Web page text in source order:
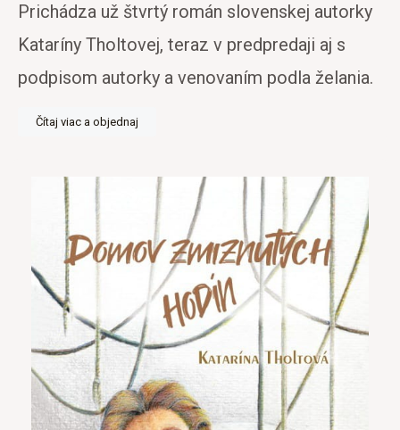
Prichádza už štvrtý román slovenskej autorky
Kataríny Tholtovej, teraz v predpredaji aj s
podpisom autorky a venovaním podla želania.
Čítaj viac a objednaj